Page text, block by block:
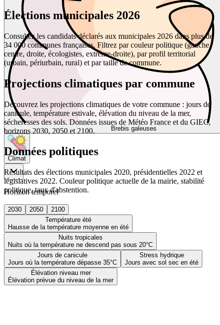
Brebis galeuses
Climat
Horizon temporel
2030 2050
2100
Température été
Hausse de la température moyenne en été
Nuits tropicales
Nuits où la température ne descend pas sous 20°C
Jours de canicule
Jours où la température dépasse 35°C
Stress hydrique
Jours avec sol sec en été
Élévation niveau mer
Élévation prévue du niveau de la mer
Élections municipales 2026
Consultez les candidats déclarés aux municipales 2026 dans plus de
34 000 communes françaises. Filtrez par couleur politique (gauche,
centre, droite, écologistes, extrême-droite), par profil territorial
(urbain, périurbain, rural) et par taille de commune.
Projections climatiques par commune
Découvrez les projections climatiques de votre commune : jours de
canicule, température estivale, élévation du niveau de la mer,
sécheresses des sols. Données issues de Météo France et du GIEC,
horizons 2030, 2050 et 2100.
Données politiques
Résultats des élections municipales 2020, présidentielles 2022 et
législatives 2022. Couleur politique actuelle de la mairie, stabilité
politique, taux d'abstention.